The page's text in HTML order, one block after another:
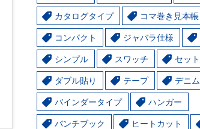
カタログタイプ コマ巻き見本帳
コンパクト ジャバラ仕様
シンプル スワッチ セット
ダブル貼り テープ デニム
バインダータイプ ハンガー
バンチブック ヒートカット